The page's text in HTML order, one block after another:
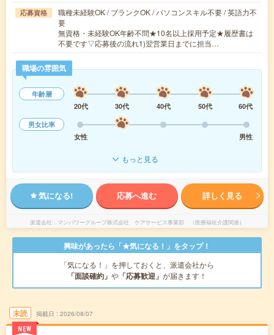
応募資格
職種未経験OK / ブランクOK / パソコンスキル不要 / 英語力不
要
無資格・未経験OK年齢不問★10名以上採用予定★履歴書は
不要です▽応募後の流れ1)翌営業日までに担当…
職場の雰囲気
年齢層
20代
30代 40代 50代
60代
男女比率
女性
男性
もっと見る
気になる! 応募へ進む 詳しく見る
派遣会社 マンパワーグループ株式会社 ケアサービス事業部 （医療福祉介護関連）
興味があったら「★気になる！」をタップ！
「気になる！」を押しておくと、派遣会社から
「面談確約」 や 「応募歓迎」 が届きます！
未読
NEW
掲載日 2026/08/07